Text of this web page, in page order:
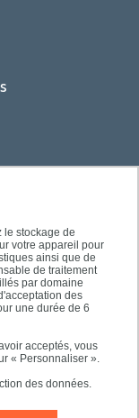
le stockage de
votre appareil pour
ainsi que de
de traitement
par domaine
des
une durée de 6
acceptés, vous
« Personnaliser ».
des données.